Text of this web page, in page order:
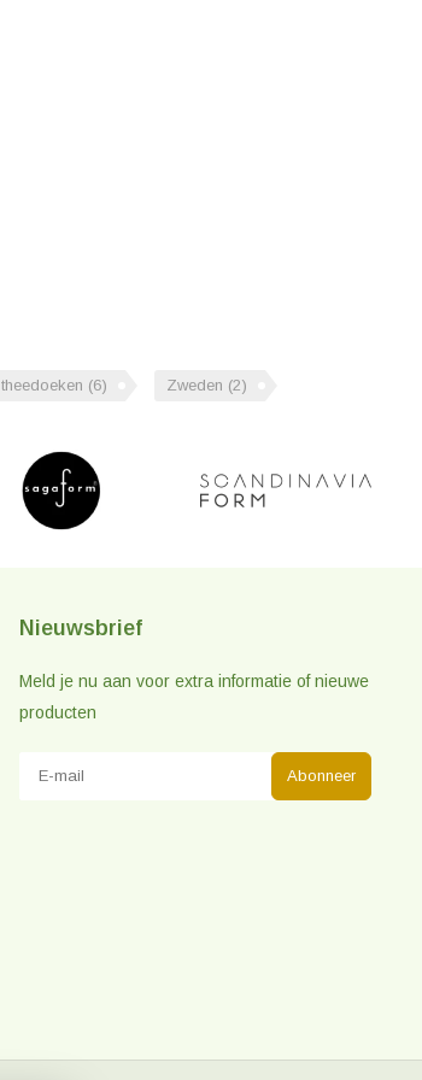
theedoeken (6) Zweden (2)
Nieuwsbrief
Meld je nu aan voor extra informatie of nieuwe
producten
Abonneer